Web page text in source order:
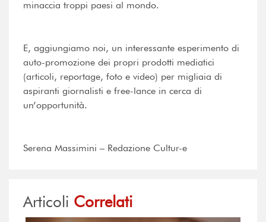
minaccia troppi paesi al mondo.
E, aggiungiamo noi, un interessante esperimento di
auto-promozione dei propri prodotti mediatici
(articoli, reportage, foto e video) per migliaia di
aspiranti giornalisti e free-lance in cerca di
un’opportunità.
Serena Massimini – Redazione Cultur-e
Articoli Correlati